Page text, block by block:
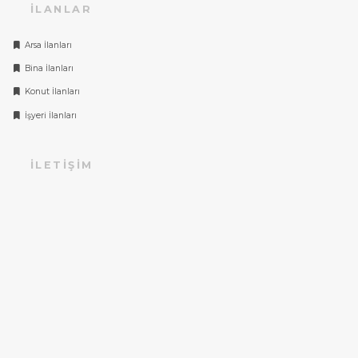
İLANLAR
Arsa İlanları
Bina İlanları
Konut İlanları
İşyeri İlanları
İLETIŞIM